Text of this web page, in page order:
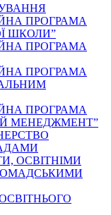
ПРОГРАМА
ШКОЛИ”
ПРОГРАМА
ПРОГРАМА
ПРОГРАМА
МЕНЕДЖМЕНТ”
ОСВІТНІМИ